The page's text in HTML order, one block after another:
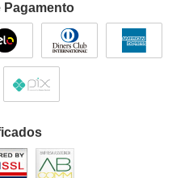
Pagamento